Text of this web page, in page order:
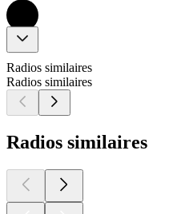
Radios similaires
Radios similaires
Radios similaires